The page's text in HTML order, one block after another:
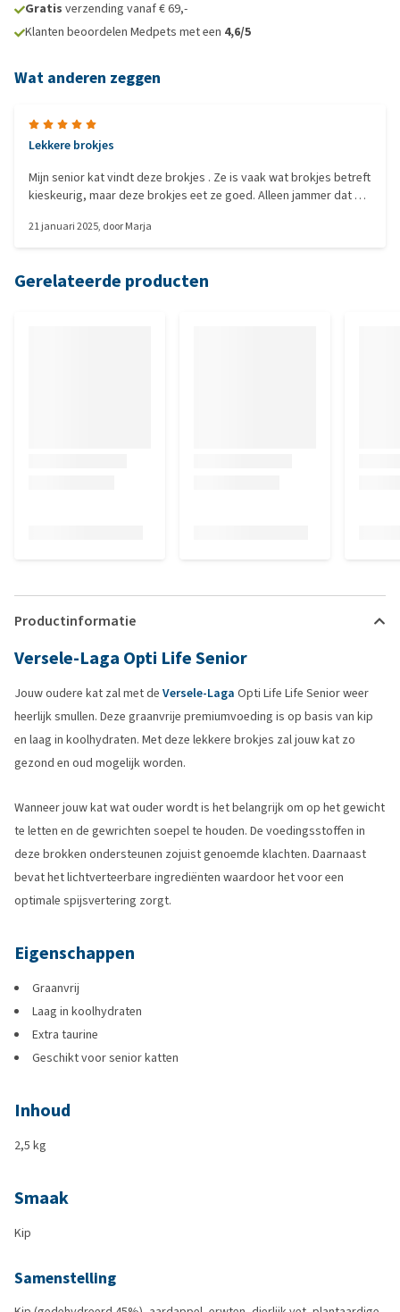
Gratis verzending vanaf € 69,-
Klanten beoordelen Medpets met een 4,6/5
Wat anderen zeggen
Lekkere brokjes
Mijn senior kat vindt deze brokjes . Ze is vaak wat brokjes betreft
kieskeurig, maar deze brokjes eet ze goed. Alleen jammer dat de
21 januari 2025, doorMarja
Gerelateerde producten
Productinformatie
Versele-Laga Opti Life Senior
Jouw oudere kat zal met de Versele-Laga Opti Life Life Senior weer
heerlijk smullen. Deze graanvrije premiumvoeding is op basis van kip
en laag in koolhydraten. Met deze lekkere brokjes zal jouw kat zo
gezond en oud mogelijk worden.
Wanneer jouw kat wat ouder wordt is het belangrijk om op het gewicht
te letten en de gewrichten soepel te houden. De voedingsstoffen in
deze brokken ondersteunen zojuist genoemde klachten. Daarnaast
bevat het lichtverteerbare ingrediënten waardoor het voor een
optimale spijsvertering zorgt.
Eigenschappen
Graanvrij
Laag in koolhydraten
Extra taurine
Geschikt voor senior katten
Inhoud
2,5 kg
Smaak
Kip
Samenstelling